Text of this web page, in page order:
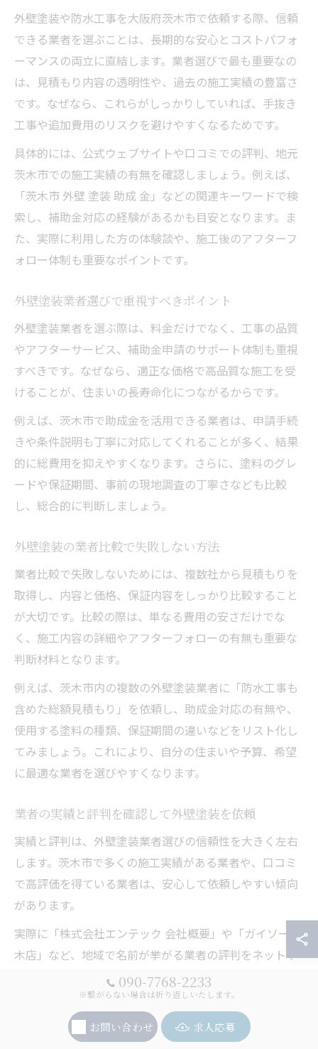
外壁塗装や防水工事を大阪府茨木市で依頼する際、信頼
できる業者を選ぶことは、長期的な安心とコストパフォ
ーマンスの両立に直結します。業者選びで最も重要なの
は、見積もり内容の透明性や、過去の施工実績の豊富さ
です。なぜなら、これらがしっかりしていれば、手抜き
工事や追加費用のリスクを避けやすくなるためです。
具体的には、公式ウェブサイトや口コミでの評判、地元
茨木市での施工実績の有無を確認しましょう。例えば、
「茨木市 外壁 塗装 助成 金」などの関連キーワードで検
索し、補助金対応の経験があるかも目安となります。ま
た、実際に利用した方の体験談や、施工後のアフターフ
ォロー体制も重要なポイントです。
外壁塗装業者選びで重視すべきポイント
外壁塗装業者を選ぶ際は、料金だけでなく、工事の品質
やアフターサービス、補助金申請のサポート体制も重視
すべきです。なぜなら、適正な価格で高品質な施工を受
けることが、住まいの長寿命化につながるからです。
例えば、茨木市で助成金を活用できる業者は、申請手続
きや条件説明も丁寧に対応してくれることが多く、結果
的に総費用を抑えやすくなります。さらに、塗料のグレ
ードや保証期間、事前の現地調査の丁寧さなども比較
し、総合的に判断しましょう。
外壁塗装の業者比較で失敗しない方法
業者比較で失敗しないためには、複数社から見積もりを
取得し、内容と価格、保証内容をしっかり比較すること
が大切です。比較の際は、単なる費用の安さだけでな
く、施工内容の詳細やアフターフォローの有無も重要な
判断材料となります。
例えば、茨木市内の複数の外壁塗装業者に「防水工事も
含めた総額見積もり」を依頼し、助成金対応の有無や、
使用する塗料の種類、保証期間の違いなどをリスト化し
てみましょう。これにより、自分の住まいや予算、希望
に最適な業者を選びやすくなります。
業者の実績と評判を確認して外壁塗装を依頼
実績と評判は、外壁塗装業者選びの信頼性を大きく左右
します。茨木市で多くの施工実績がある業者や、口コミ
で高評価を得ている業者は、安心して依頼しやすい傾向
があります。
実際に「株式会社エンテック 会社概要」や「ガイソー茨
木店」など、地域で名前が挙がる業者の評判をネットや
口コミで調べてみるのも有効です。過去の施工例やお客
様の声を確認し、アフターサポートやトラブル時の対応
力もチェックしましょう。失敗例として、評判の確認を
怠ったためにトラブルが発生したケースもあるため、慎
090-7768-2233
※繋がらない場合は折り返しいたします。
お問い合わせ 求人応募